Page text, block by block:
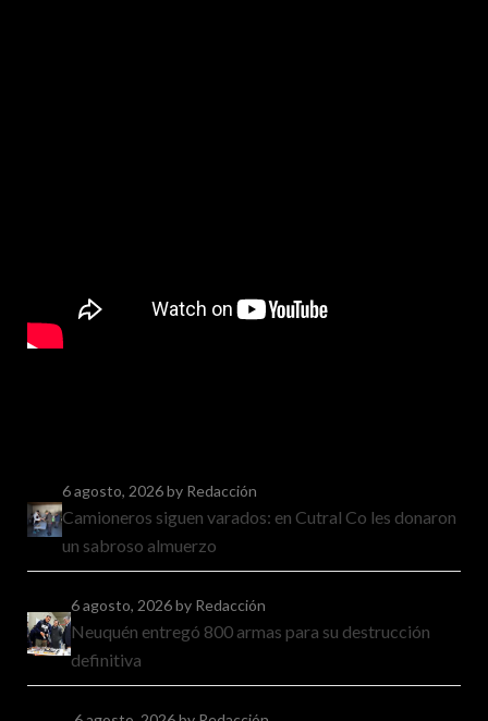
6 agosto, 2026by Redacción
Camioneros siguen varados: en Cutral Co les donaron
un sabroso almuerzo
6 agosto, 2026by Redacción
Neuquén entregó 800 armas para su destrucción
definitiva